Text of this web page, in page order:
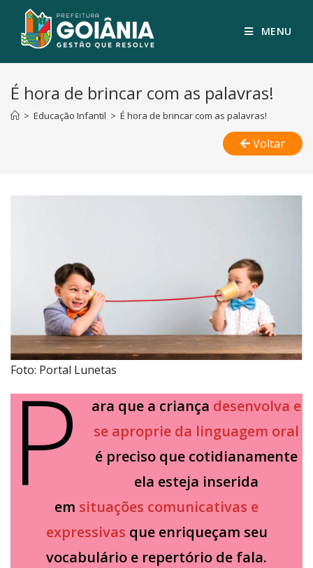
MENU
É hora de brincar com as palavras!
> Educação Infantil > É hora de brincar com as palavras!
Voltar
Foto: Portal Lunetas
P ara que a criança desenvolva e
se aproprie da linguagem oral
é preciso que cotidianamente
ela esteja inserida
em situações comunicativas e
expressivas que enriqueçam seu
vocabulário e repertório de fala.